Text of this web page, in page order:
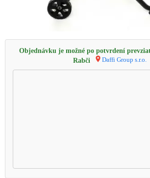
Objednávku je možné po potvrdení
Rabči
Daffi Group s.r.o.